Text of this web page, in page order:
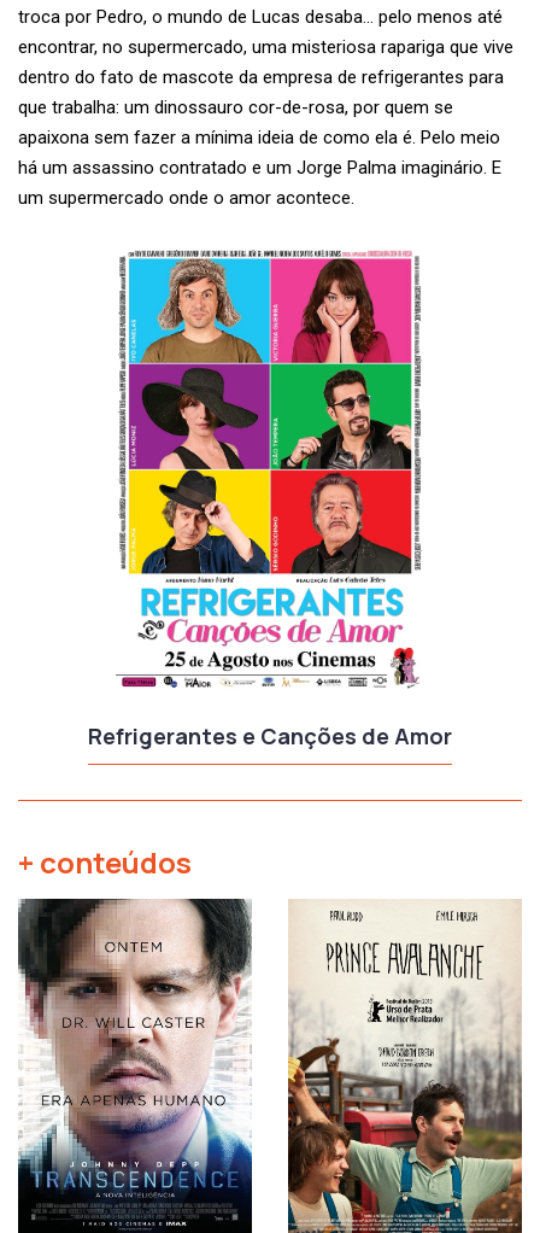
Refrigerantes e Canções de Amor
troca por Pedro, o mundo de Lucas desaba… pelo menos até
encontrar, no supermercado, uma misteriosa rapariga que vive
dentro do fato de mascote da empresa de refrigerantes para
que trabalha: um dinossauro cor-de-rosa, por quem se
apaixona sem fazer a mínima ideia de como ela é. Pelo meio
há um assassino contratado e um Jorge Palma imaginário. E
um supermercado onde o amor acontece.
+ conteúdos